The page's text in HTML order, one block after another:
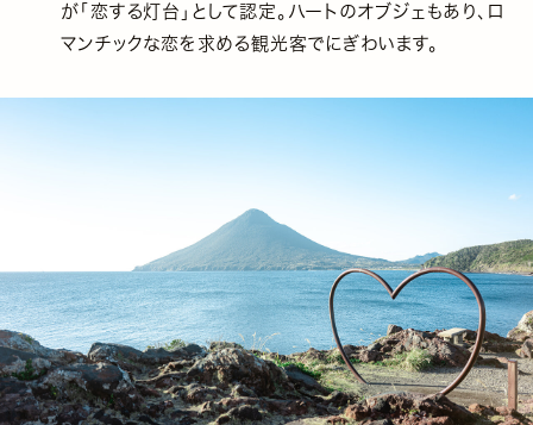
が「恋する灯台」として認定。ハートのオブジェもあり、ロ
マンチックな恋を求める観光客でにぎわいます。